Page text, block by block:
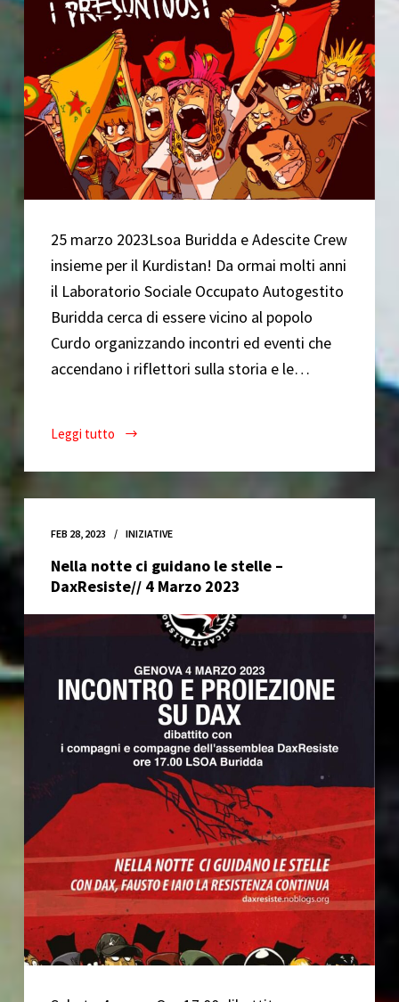
25 marzo 2023Lsoa Buridda e Adescite Crew
insieme per il Kurdistan! Da ormai molti anni
il Laboratorio Sociale Occupato Autogestito
Buridda cerca di essere vicino al popolo
Curdo organizzando incontri ed eventi che
accendano i riflettori sulla storia e le…
Leggi tutto
Buridda
per
Kurdistan
25/03/2023
FEB 28, 2023 INIZIATIVE
Nella notte ci guidano le stelle –
DaxResiste// 4 Marzo 2023